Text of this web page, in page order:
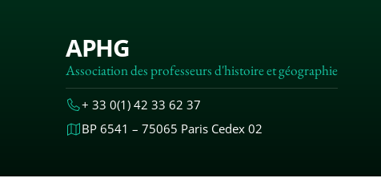
APHG
Association des professeurs d'histoire et géographie
+ 33 0(1) 42 33 62 37
BP 6541 – 75065 Paris Cedex 02